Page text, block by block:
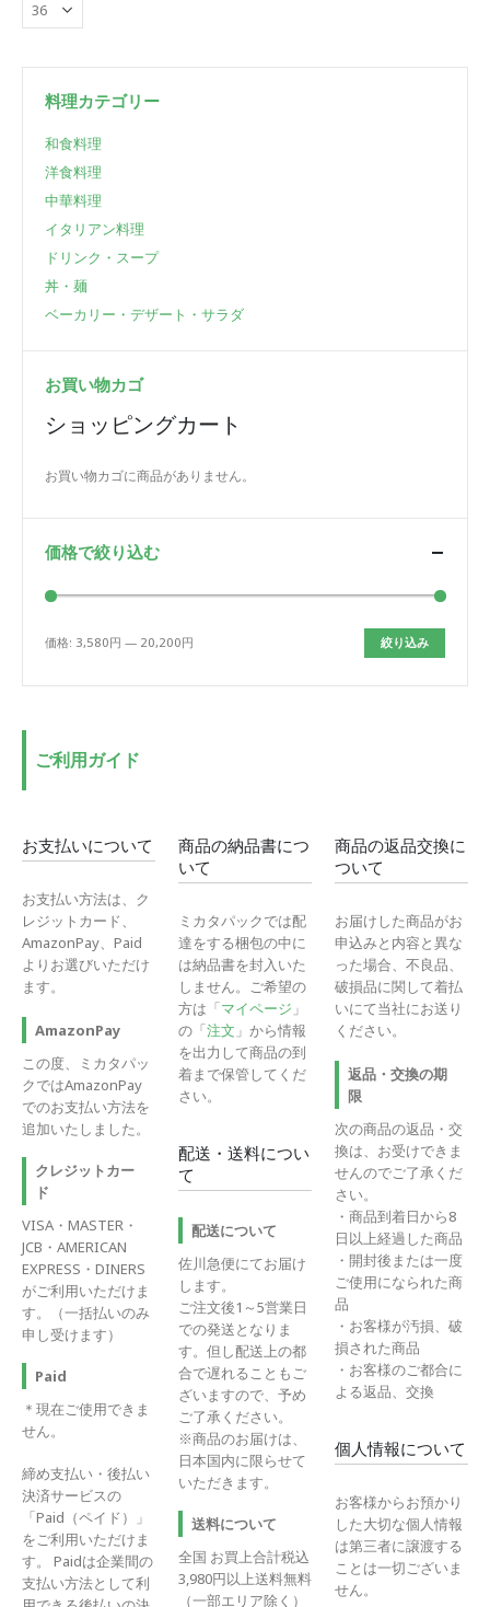
料理カテゴリー
和食料理
洋食料理
中華料理
イタリアン料理
ドリンク・スープ
丼・麺
ベーカリー・デザート・サラダ
お買い物カゴ
ショッピングカート
お買い物カゴに商品がありません。
価格で絞り込む
最
最
絞り込み
価格: 3,580円 — 20,200円
ご利用ガイド
お支払いについて
お支払い方法は、ク
レジットカード、
AmazonPay、Paid
よりお選びいただけ
ます。
AmazonPay
この度、ミカタパッ
クではAmazonPay
でのお支払い方法を
追加いたしました。
クレジットカー
ド
VISA・MASTER・
JCB・AMERICAN
EXPRESS・DINERS
がご利用いただけま
す。（一括払いのみ
申し受けます）
Paid
＊現在ご使用できま
せん。
締め支払い・後払い
決済サービスの
「Paid（ペイド）」
をご利用いただけま
す。 Paidは企業間の
支払い方法として利
商品の納品書につ
いて
ミカタパックでは配
達をする梱包の中に
は納品書を封入いた
しません。ご希望の
方は「マイページ 」
の「注文 」から情報
を出力して商品の到
着まで保管してくだ
さい。
配送・送料につい
て
配送について
佐川急便にてお届け
します。
ご注文後1～5営業日
での発送となりま
す。但し配送上の都
合で遅れることもご
ざいますので、予め
ご了承ください。
※商品のお届けは、
日本国内に限らせて
いただきます。
送料について
全国 お買上合計税込
3,980円以上送料無料
（一部エリア除く）
商品の返品交換に
ついて
お届けした商品がお
申込みと内容と異な
った場合、不良品、
破損品に関して着払
いにて当社にお送り
ください。
返品・交換の期
限
次の商品の返品・交
換は、お受けできま
せんのでご了承くだ
さい。
・商品到着日から8
日以上経過した商品
・開封後または一度
ご使用になられた商
品
・お客様が汚損、破
損された商品
・お客様のご都合に
よる返品、交換
個人情報について
お客様からお預かり
した大切な個人情報
は第三者に譲渡する
ことは一切ございま
せん。